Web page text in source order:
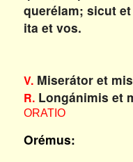
querélam; sicut
ita et vos.
V.Miserátor et
R.Longánimis et
ORATIO
Orémus: